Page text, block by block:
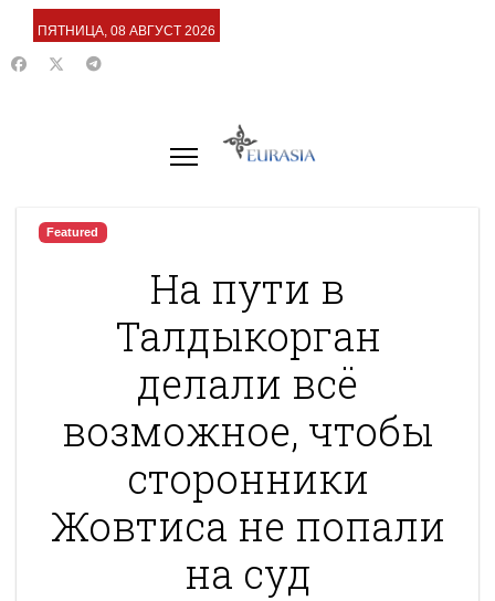
ПЯТНИЦА, 08 АВГУСТ 2026
Featured
На пути в
Талдыкорган
делали всё
возможное, чтобы
сторонники
Жовтиса не попали
на суд